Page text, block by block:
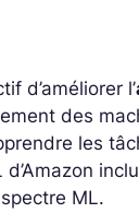
d’améliorer l’
des
les
ML.